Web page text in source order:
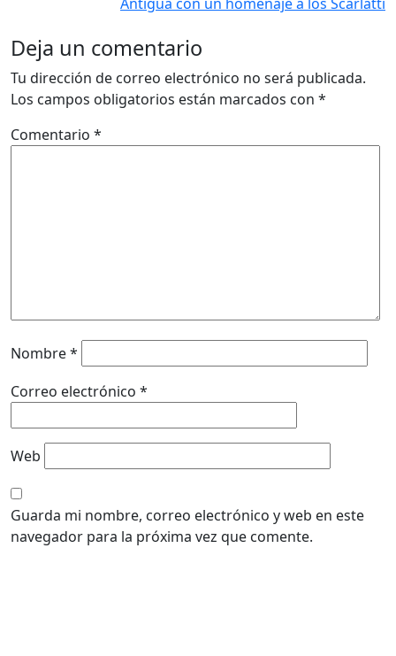
Deja un comentario
Tu dirección de correo electrónico no será publicada.
Los campos obligatorios están marcados con *
Comentario *
Nombre*
Correo electrónico *
Web
Guarda mi nombre, correo electrónico y web en este
navegador para la próxima vez que comente.